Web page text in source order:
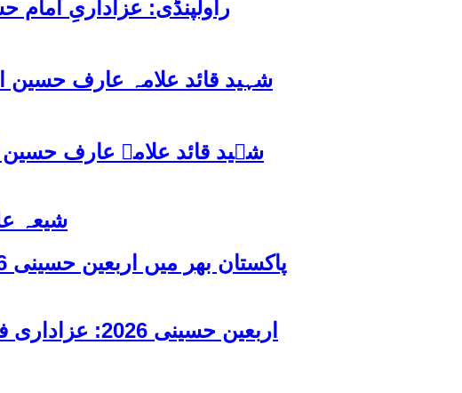
راولپنڈی: عزاداریِ
شہید قائد علامہ عارف حسین
شیعہ
اربعین حسینی 2026: عزاداری فکر حسینی کی ترویج کا ذریعہ ہے، قائد ملت جعفریہ آیت اللہ سید ساجد علی نقوی